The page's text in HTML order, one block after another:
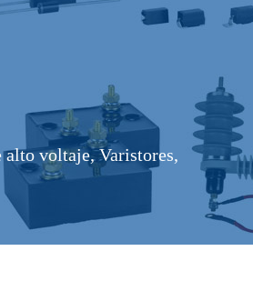
alto voltaje, Varistores,